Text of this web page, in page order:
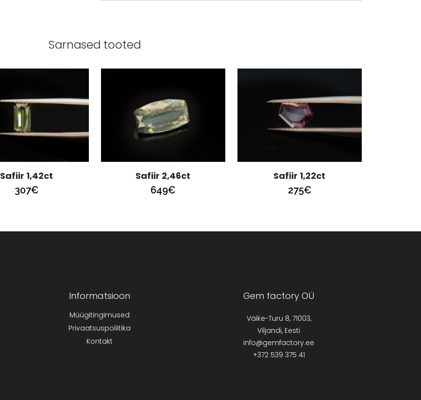
Sarnased tooted
Safiir 1,42ct
307€
Safiir 2,46ct
649€
Safiir 1,22ct
275€
Informatsioon
Müügitingimused
Privaatsuspoliitika
Kontakt
Gem factory OÜ
Väike-Turu 8, 71003,
Viljandi, Eesti
info@gemfactory.ee
+372 539 375 41